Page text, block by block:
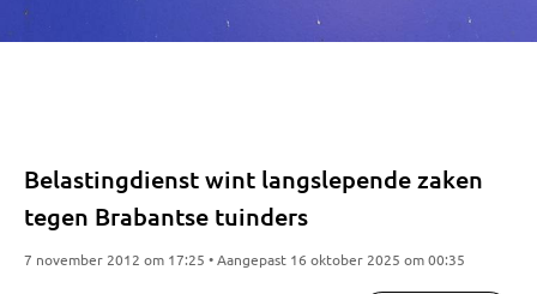
Belastingdienst wint langslepende zaken
tegen Brabantse tuinders
7 november 2012 om 17:25 • Aangepast 16 oktober 2025 om 00:35